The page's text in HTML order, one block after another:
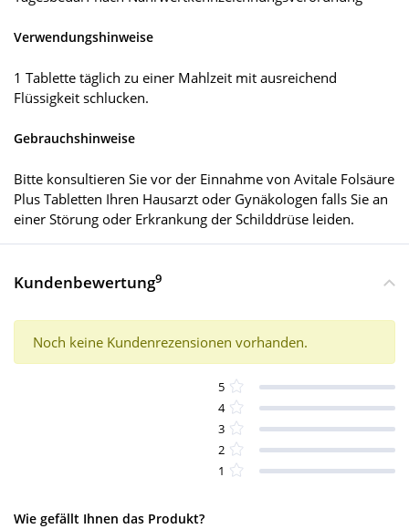
Verwendungshinweise
1 Tablette täglich zu einer Mahlzeit mit ausreichend
Flüssigkeit schlucken.
Gebrauchshinweise
Bitte konsultieren Sie vor der Einnahme von Avitale Folsäure
Plus Tabletten Ihren Hausarzt oder Gynäkologen falls Sie an
einer Störung oder Erkrankung der Schilddrüse leiden.
Kundenbewertung9
Noch keine Kundenrezensionen vorhanden.
5
4
3
2
1
Wie gefällt Ihnen das Produkt?